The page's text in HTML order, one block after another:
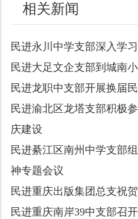
相关新闻
民进永川中学支部深入学
民进大足文企支部到城南
民进龙职中支部开展换届
民进渝北区龙塔支部积极
庆建设
民进綦江区南州中学支部
神专题会议
民进重庆出版集团总支祝
民进重庆南岸39中支部召